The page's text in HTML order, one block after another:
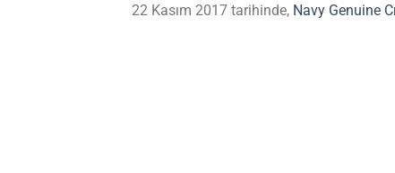
22 Kasım 2017 tarihinde, Navy Genuine